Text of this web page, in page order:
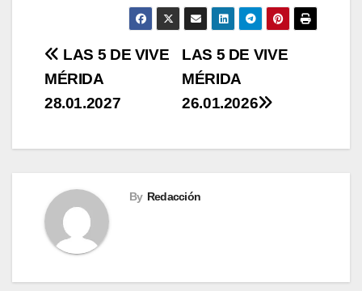
Navegación
de
LAS 5 DE VIVE
MÉRIDA
26.01.2026
LAS 5 DE VIVE
MÉRIDA
28.01.2027
By Redacción